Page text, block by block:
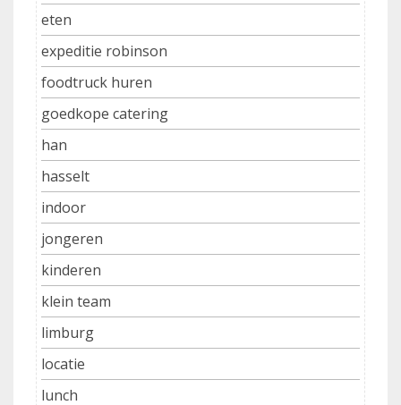
eten
expeditie robinson
foodtruck huren
goedkope catering
han
hasselt
indoor
jongeren
kinderen
klein team
limburg
locatie
lunch